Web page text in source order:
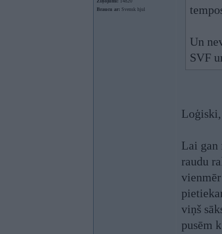
Braucu ar: Svensk hjul
Un
SVF
Loģiski,
Lai gan
raudu
viņš
pusēm